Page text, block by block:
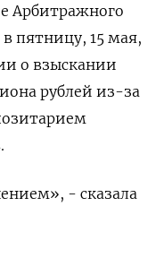
Арбитражного
пятницу, 15 мая,
о взыскании
рублей из-за
- сказала